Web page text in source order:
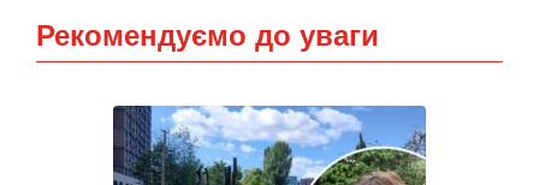
Рекомендуємо до уваги